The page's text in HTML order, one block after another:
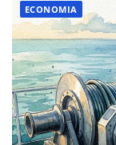
ECONOMIA